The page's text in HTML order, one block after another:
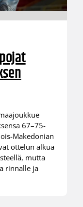
67–75-
Makedonian
ottelun alkua
mutta
rinnalle ja